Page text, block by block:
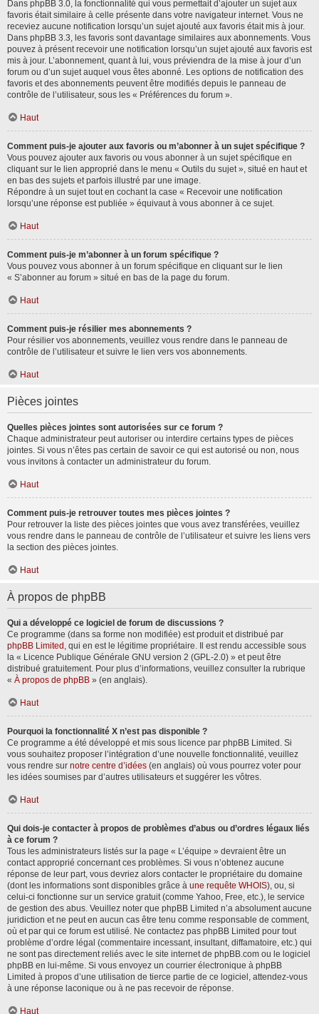
Dans phpBB 3.0, la fonctionnalité qui vous permettait d’ajouter un sujet aux
favoris était similaire à celle présente dans votre navigateur internet. Vous ne
receviez aucune notification lorsqu’un sujet ajouté aux favoris était mis à jour.
Dans phpBB 3.3, les favoris sont davantage similaires aux abonnements. Vous
pouvez à présent recevoir une notification lorsqu’un sujet ajouté aux favoris est
mis à jour. L’abonnement, quant à lui, vous préviendra de la mise à jour d’un
forum ou d’un sujet auquel vous êtes abonné. Les options de notification des
favoris et des abonnements peuvent être modifiés depuis le panneau de
contrôle de l’utilisateur, sous les « Préférences du forum ».
Haut
Comment puis-je ajouter aux favoris ou m’abonner à un sujet spécifique ?
Vous pouvez ajouter aux favoris ou vous abonner à un sujet spécifique en
cliquant sur le lien approprié dans le menu « Outils du sujet », situé en haut et
en bas des sujets et parfois illustré par une image.
Répondre à un sujet tout en cochant la case « Recevoir une notification
lorsqu’une réponse est publiée » équivaut à vous abonner à ce sujet.
Haut
Comment puis-je m’abonner à un forum spécifique ?
Vous pouvez vous abonner à un forum spécifique en cliquant sur le lien
« S’abonner au forum » situé en bas de la page du forum.
Haut
Comment puis-je résilier mes abonnements ?
Pour résilier vos abonnements, veuillez vous rendre dans le panneau de
contrôle de l’utilisateur et suivre le lien vers vos abonnements.
Haut
Pièces jointes
Quelles pièces jointes sont autorisées sur ce forum ?
Chaque administrateur peut autoriser ou interdire certains types de pièces
jointes. Si vous n’êtes pas certain de savoir ce qui est autorisé ou non, nous
vous invitons à contacter un administrateur du forum.
Haut
Comment puis-je retrouver toutes mes pièces jointes ?
Pour retrouver la liste des pièces jointes que vous avez transférées, veuillez
vous rendre dans le panneau de contrôle de l’utilisateur et suivre les liens vers
la section des pièces jointes.
Haut
À propos de phpBB
Qui a développé ce logiciel de forum de discussions ?
Ce programme (dans sa forme non modifiée) est produit et distribué par
phpBB Limited , qui en est le légitime propriétaire. Il est rendu accessible sous
la « Licence Publique Générale GNU version 2 (GPL-2.0) » et peut être
distribué gratuitement. Pour plus d’informations, veuillez consulter la rubrique
« À propos de phpBB » (en anglais).
Haut
Pourquoi la fonctionnalité X n’est pas disponible ?
Ce programme a été développé et mis sous licence par phpBB Limited. Si
vous souhaitez proposer l’intégration d’une nouvelle fonctionnalité, veuillez
vous rendre sur notre centre d’idées (en anglais) où vous pourrez voter pour
les idées soumises par d’autres utilisateurs et suggérer les vôtres.
Haut
Qui dois-je contacter à propos de problèmes d’abus ou d’ordres légaux liés
à ce forum ?
Tous les administrateurs listés sur la page « L’équipe » devraient être un
contact approprié concernant ces problèmes. Si vous n’obtenez aucune
réponse de leur part, vous devriez alors contacter le propriétaire du domaine
(dont les informations sont disponibles grâce à une requête WHOIS), ou, si
celui-ci fonctionne sur un service gratuit (comme Yahoo, Free, etc.), le service
de gestion des abus. Veuillez noter que phpBB Limited n’a absolument aucune
juridiction et ne peut en aucun cas être tenu comme responsable de comment,
où et par qui ce forum est utilisé. Ne contactez pas phpBB Limited pour tout
problème d’ordre légal (commentaire incessant, insultant, diffamatoire, etc.) qui
ne sont pas directement reliés avec le site internet de phpBB.com ou le logiciel
phpBB en lui-même. Si vous envoyez un courrier électronique à phpBB
Limited à propos d’une utilisation de tierce partie de ce logiciel, attendez-vous
à une réponse laconique ou à ne pas recevoir de réponse.
Haut